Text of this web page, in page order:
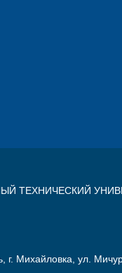
ТЕХНИЧЕСКИЙ
г. Михайловка, ул.